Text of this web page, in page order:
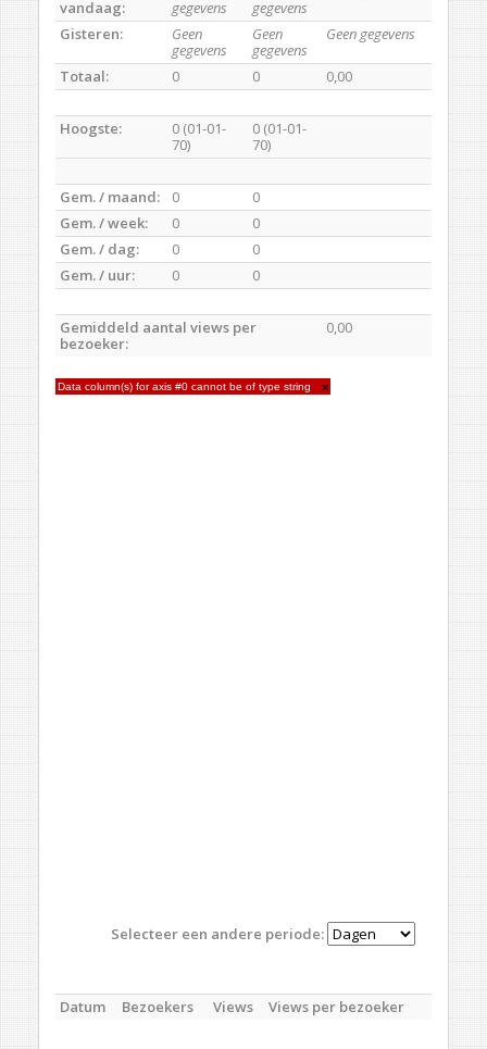
vandaag:
gegevens
gegevens
Gisteren:
Geen
gegevens
Geen
gegevens
Geen gegevens
Totaal: 0 0 0,00
Hoogste:
0 (01-01-
70)
0 (01-01-
70)
Gem. / maand: 0
0
Gem. / week:
0
0
Gem. / dag:
0
0
Gem. / uur:
0 0
Gemiddeld aantal views per
bezoeker:
0,00
Data column(s) for axis #0 cannot be of type string ×
Selecteer een andere periode:
Datum Bezoekers Views Views per bezoeker